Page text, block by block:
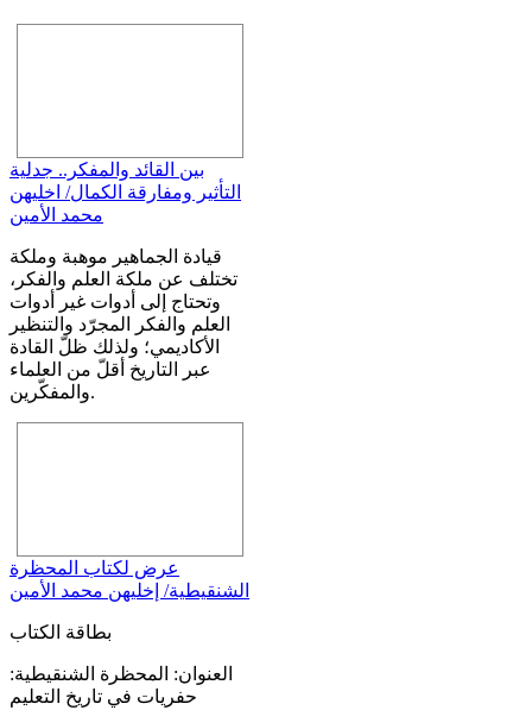
بين القائد والمفكر.. جدلية
التأثير ومفارقة الكمال/ اخليهن
محمد الأمين
قيادة الجماهير موهبة وملكة
تختلف عن ملكة العلم والفكر،
وتحتاج إلى أدوات غير أدوات
العلم والفكر المجرّد والتنظير
الأكاديمي؛ ولذلك ظلّ القادة
عبر التاريخ أقلّ من العلماء
والمفكّرين.
عرض لكتاب المحظرة
الشنقيطية/ إخليهن محمد الأمين
بطاقة الكتاب
العنوان: المحظرة الشنقيطية:
حفريات في تاريخ التعليم